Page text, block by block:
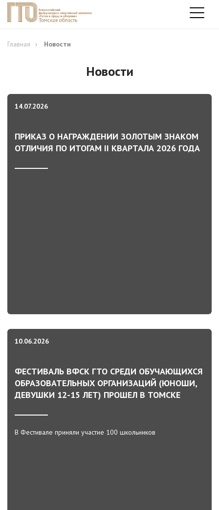
Главная Новости
Новости
14.07.2026
ПРИКАЗ О НАГРАЖДЕНИИ ЗОЛОТЫМ ЗНАКОМ
ОТЛИЧИЯ ПО ИТОГАМ II КВАРТАЛА 2026 ГОДА
10.06.2026
ФЕСТИВАЛЬ ВФСК ГТО СРЕДИ ОБУЧАЮЩИХСЯ
ОБРАЗОВАТЕЛЬНЫХ ОРГАНИЗАЦИЙ (ЮНОШИ,
ДЕВУШКИ 12-15 ЛЕТ) ПРОШЕЛ В ТОМСКЕ
В Фестивале приняли участие 100 школьников